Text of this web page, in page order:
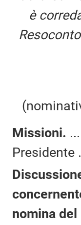
è
Missioni.
Presidente
nomina